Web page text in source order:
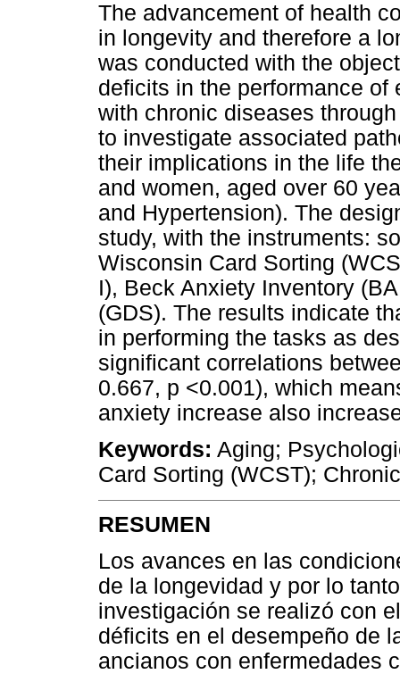
The advancement of health
in longevity and therefore a
was conducted with the
deficits in the performance
with chronic diseases
to investigate associated
their implications in the life
and women, aged over 60
and Hypertension). The
study, with the instruments:
Wisconsin Card Sorting
I), Beck Anxiety Inventory
(GDS). The results indicate
in performing the tasks as
significant correlations
0.667, p <0.001), which
anxiety increase also
Keywords: Aging;
Card Sorting (WCST);
RESUMEN
Los avances en las
de la longevidad y por lo
investigación se realizó con
déficits en el desempeño de
ancianos con enfermedades